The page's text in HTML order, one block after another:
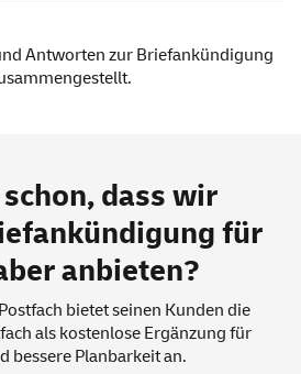
Antworten zur Briefankündigung
dass wir
für
anbieten?
Postfach bietet seinen Kunden die
als kostenlose Ergänzung für
bessere Planbarkeit an.